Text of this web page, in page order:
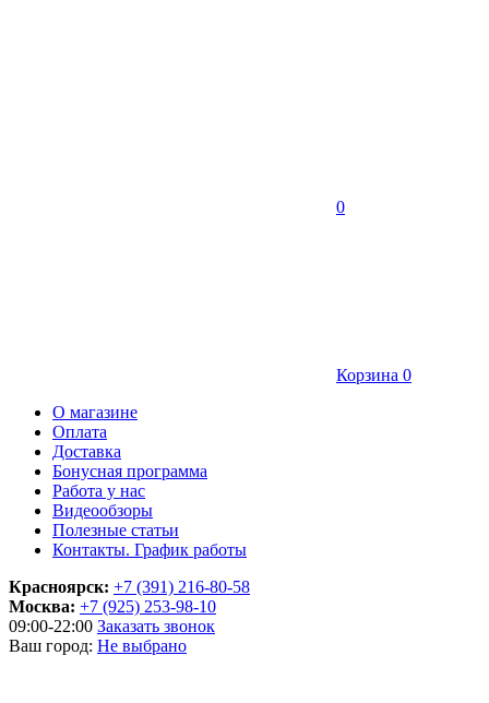
0
Корзина 0
О магазине
Оплата
Доставка
Бонусная программа
Работа у нас
Видеообзоры
Полезные статьи
Контакты. График работы
Красноярск: +7 (391) 216-80-58
Москва: +7 (925) 253-98-10
09:00-22:00 Заказать звонок
Ваш город: Не выбрано